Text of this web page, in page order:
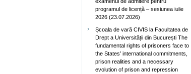
programul de licență – sesiunea iulie
2026 (23.07.2026)
Școala de vară CIVIS la Facultatea de
Drept a Universității din București The
fundamental rights of prisoners face to
the States’ international commitments,
prison realities and a necessary
evolution of prison and repression